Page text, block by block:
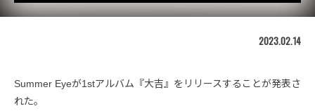
2023.02.14
Summer Eyeが1stアルバム『大吉』をリリースすることが発表さ
れた。